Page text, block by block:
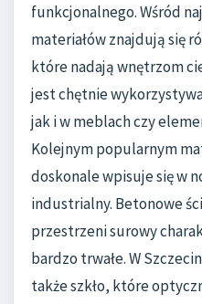
funkcjonalnego. Wśród
materiałów znajdują się
które nadają wnętrzom
jest chętnie
jak i w meblach czy
Kolejnym popularnym
doskonale wpisuje się w
industrialny. Betonowe
przestrzeni surowy
bardzo trwałe. W
także szkło, które